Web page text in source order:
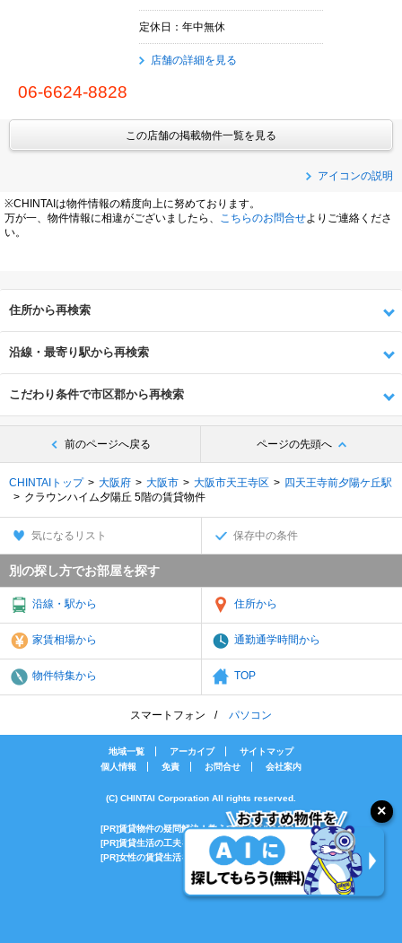
定休日：年中無休
店舗の詳細を見る
06-6624-8828
この店舗の掲載物件一覧を見る
アイコンの説明
※CHINTAIは物件情報の精度向上に努めております。
万が一、物件情報に相違がございましたら、 こちらのお問合せよりご連絡くださ
い。
住所から再検索
沿線・最寄り駅から再検索
こだわり条件で市区郡から再検索
前のページへ戻る ページの先頭へ
CHINTAIトップ 大阪府 大阪市 大阪市天王寺区
四天王寺前夕陽ケ丘駅
クラウンハイム夕陽丘 5階の賃貸物件
気になるリスト 保存中の条件
別の探し方でお部屋を探す
沿線・駅から 住所から
家賃相場から 通勤通学時間から
物件特集から TOP
スマートフォン パソコン
地域一覧 アーカイブ
サイトマップ
個人情報
免責 お問合せ 会社案内
(C) CHINTAI Corporation All rights reserved.
[PR]賃貸物件の疑問解決！教えてエイブルAGENT
[PR]賃貸生活の工夫を紹介！CHINTAI情報局
[PR]女性の賃貸生活を応援！Woman.CHINTAI